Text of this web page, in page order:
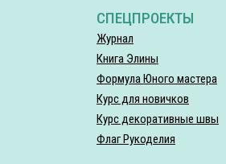
СПЕЦПРОЕКТЫ
Журнал
Книга Элины
Формула Юного мастера
Курс для новичков
Курс декоративные швы
Флаг Рукоделия